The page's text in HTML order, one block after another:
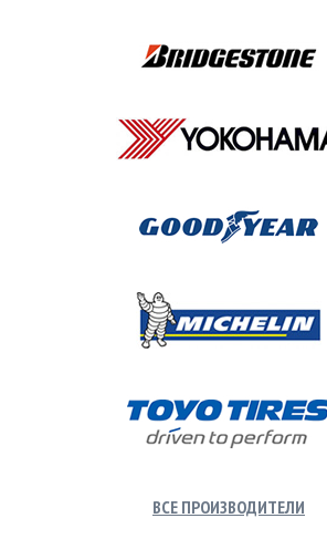
ВСЕ ПРОИЗВОДИТЕЛИ